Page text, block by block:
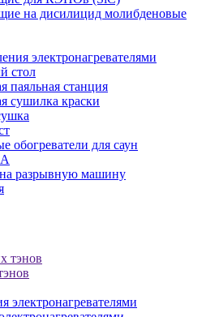
на дисилицид молибденовые
электронагревателями
стол
паяльная станция
сушилка краски
обогреватели для саун
на разрывную машину